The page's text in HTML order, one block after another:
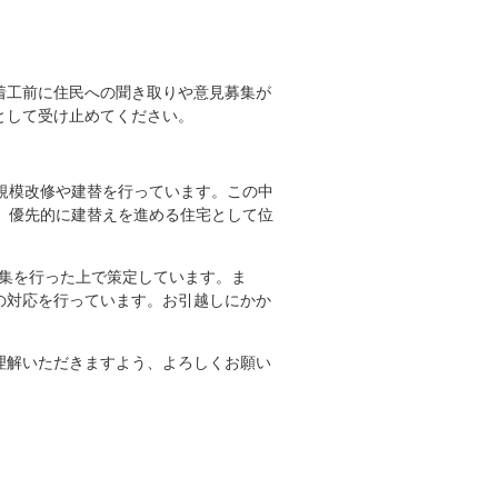
前に住民への聞き取りや意見募集が
て受け止めてください。
改修や建替を行っています。この中
先的に建替えを進める住宅として位
を行った上で策定しています。ま
応を行っています。お引越しにかか
いただきますよう、よろしくお願い